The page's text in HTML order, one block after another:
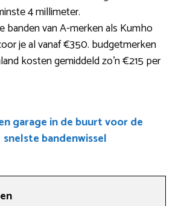
4 millimeter.
banden van A-merken als Kumho
je al vanaf €350. budgetmerken
kosten gemiddeld zo’n €215 per
garage in de buurt voor de
snelste bandenwissel